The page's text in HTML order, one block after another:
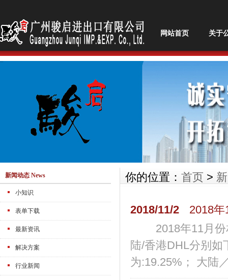
网站首页 关于
新闻动态 News
小知识
表单下载
最新资讯
解决方案
行业新闻
你的位置： 首页 >
2018/11/2
2018
2018年11月份相
陆/香港DHL分别如
为:19.25%； 大陆